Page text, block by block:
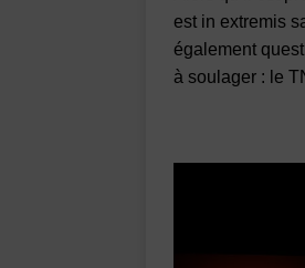
est in extremis
également
à soulager : le